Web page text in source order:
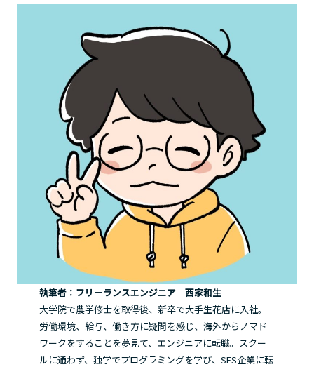
執筆者：フリーランスエンジニア 西家和生
大学院で農学修士を取得後、新卒で大手生花店に入社。
労働環境、給与、働き方に疑問を感じ、海外からノマド
ワークをすることを夢見て、エンジニアに転職。スクー
ルに通わず、独学でプログラミングを学び、SES企業に転